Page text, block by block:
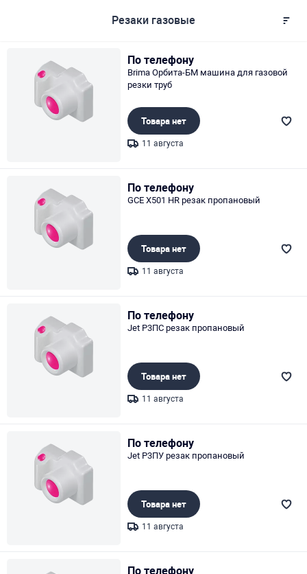
Резаки газовые
По телефону
Brima Орбита-БМ машина для газовой
резки труб
Товара нет
11 августа
По телефону
GCE X501 HR резак пропановый
Товара нет
11 августа
По телефону
Jet Р3ПС резак пропановый
Товара нет
11 августа
По телефону
Jet Р3ПУ резак пропановый
Товара нет
11 августа
По телефону